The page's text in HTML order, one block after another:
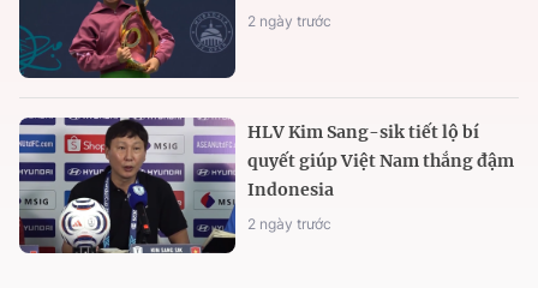
2 ngày trước
HLV Kim Sang-sik tiết lộ bí
quyết giúp Việt Nam thắng đậm
Indonesia
2 ngày trước